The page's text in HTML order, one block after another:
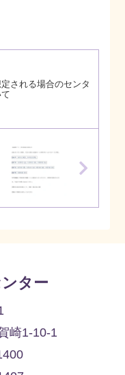
される場合のセンタ
ター
崎1-10-1